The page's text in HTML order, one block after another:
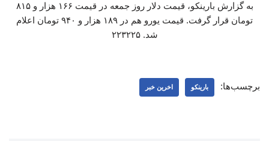
به گزارش بارینکو، قیمت دلار روز جمعه در قیمت ۱۶۶ هزار و ۸۱۵
تومان قرار گرفت. قیمت یورو هم در ۱۸۹ هزار و ۹۴۰ تومان اعلام
شد. ۲۲۳۲۲۵
برچسب‌ها: بارینکو اخرین خبر